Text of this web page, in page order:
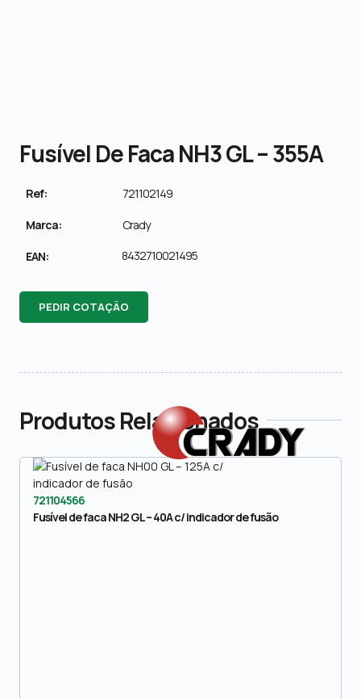
Fusível De Faca NH3 GL – 355A
Ref: 721102149
Marca: Crady
EAN: 8432710021495
PEDIR COTAÇÃO
Produtos Relacionados
721104566
Fusível de faca NH2 GL – 40A c/ indicador de fusão